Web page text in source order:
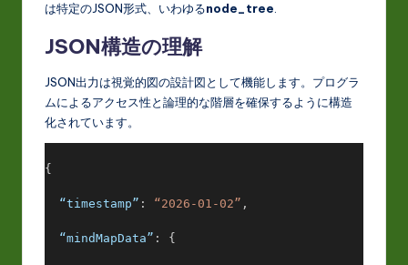
は特定のJSON形式、いわゆるnode_tree
JSON構造の理解
JSON出力は視覚的図の設計図として機能します。プログラ
ムによるアクセス性と論理的な階層を確保するように構造
化されています。
{
“timestamp” : “2026-01-02” ,
“mindMapData” : {